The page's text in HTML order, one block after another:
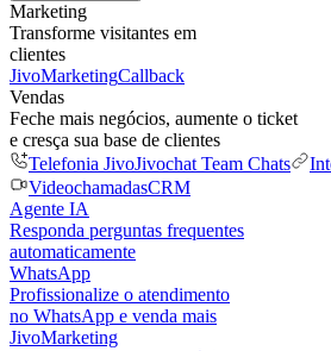
Marketing
Transforme visitantes em
clientes
JivoMarketingCallback
Vendas
Feche mais negócios, aumente o ticket
e cresça sua base de clientes
Telefonia JivoJivochat Team Chats
VideochamadasCRM
Agente IA
Responda perguntas frequentes
automaticamente
WhatsApp
Profissionalize o atendimento
no WhatsApp e venda mais
JivoMarketing